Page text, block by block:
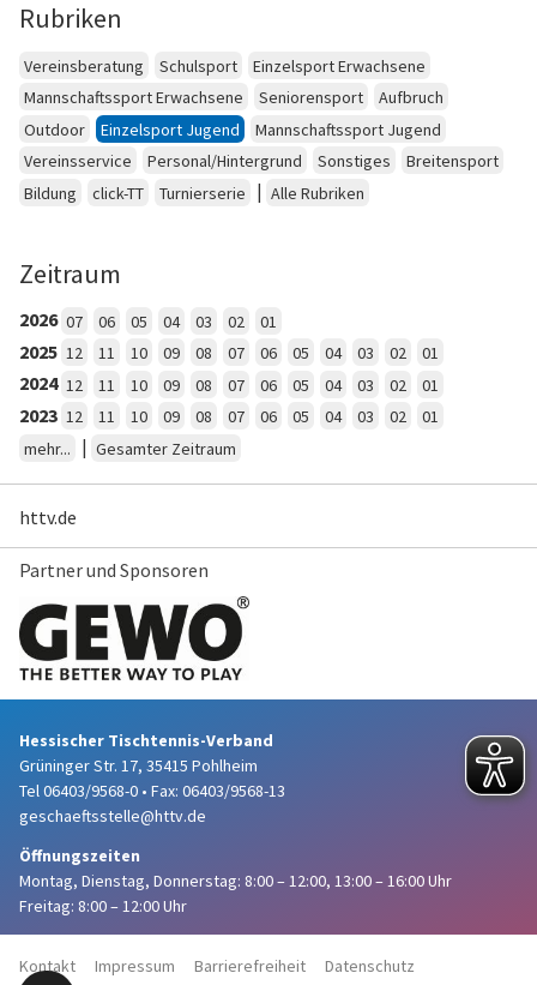
Rubriken
Vereinsberatung Schulsport
Einzelsport Erwachsene
Mannschaftssport Erwachsene
Seniorensport
Aufbruch
Outdoor
Einzelsport Jugend
Mannschaftssport Jugend
Vereinsservice
Personal/Hintergrund Sonstiges
Breitensport
Bildung
click-TT Turnierserie | Alle Rubriken
Zeitraum
2026 07 06 05 04 03 02 01
2025 12 11 10 09 08 07 06 05 04 03 02 01
2024 12 11 10 09 08 07 06 05 04 03 02 01
2023 12 11 10 09 08 07 06 05 04 03 02
01
mehr...
| Gesamter Zeitraum
httv.de
Partner und Sponsoren
Hessischer Tischtennis-Verband
Grüninger Str. 17, 35415 Pohlheim
Tel 06403/9568-0 • Fax: 06403/9568-13
geschaeftsstelle@httv.de
Öffnungszeiten
Montag, Dienstag, Donnerstag: 8:00 – 12:00, 13:00 – 16:00 Uhr
Freitag: 8:00 – 12:00 Uhr
Kontakt Impressum Barrierefreiheit Datenschutz